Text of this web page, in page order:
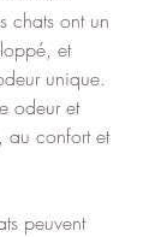
chats ont un
et
unique.
odeur et
au confort et
peuvent